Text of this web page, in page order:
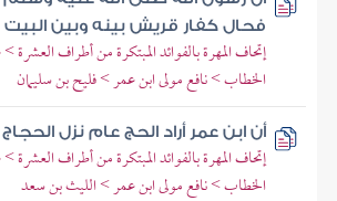
فحال كفار قريش بينه وبين البيت
إتحاف المهرة بالفوائد المبتكرة من أطراف العشرة
الخطاب > نافع مولى ابن عمر > فليح بن سليمان
أن ابن عمر أراد الحج عام نزل الحجاج
إتحاف المهرة بالفوائد المبتكرة من أطراف العشرة
الخطاب > نافع مولى ابن عمر > الليث بن سعد